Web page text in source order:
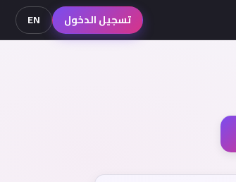
تسجيل الدخول EN